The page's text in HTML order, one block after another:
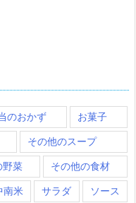
のおかず お菓子
その他のスープ
野菜 その他の食材
南米 サラダ ソース